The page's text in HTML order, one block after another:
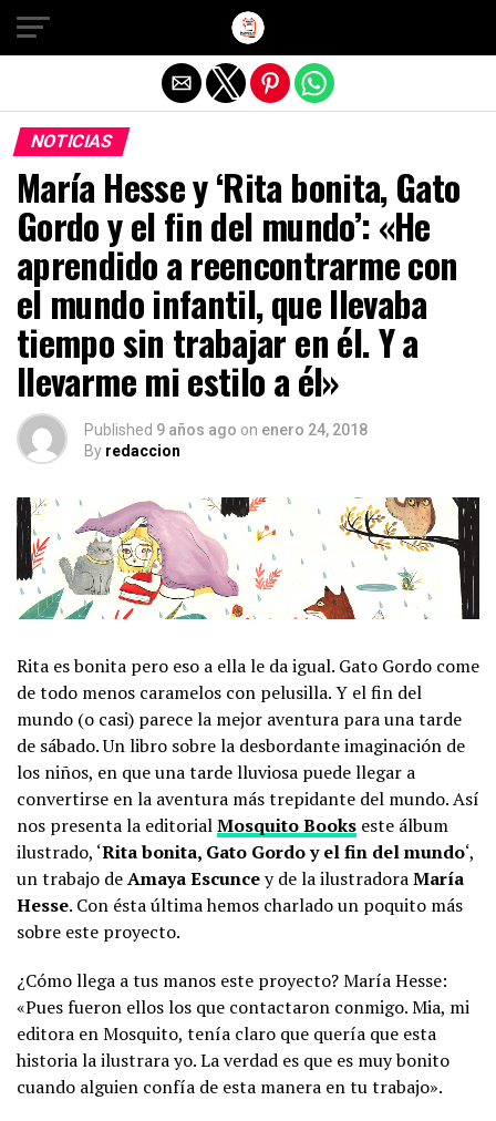
NOTICIAS
María Hesse y ‘Rita bonita, Gato
Gordo y el fin del mundo’: «He
aprendido a reencontrarme con
el mundo infantil, que llevaba
tiempo sin trabajar en él. Y a
llevarme mi estilo a él»
Published 9 años ago on enero 24, 2018
By redaccion
Rita es bonita pero eso a ella le da igual. Gato Gordo come
de todo menos caramelos con pelusilla. Y el fin del
mundo (o casi) parece la mejor aventura para una tarde
de sábado. Un libro sobre la desbordante imaginación de
los niños, en que una tarde lluviosa puede llegar a
convertirse en la aventura más trepidante del mundo. Así
nos presenta la editorialMosquito Books este álbum
ilustrado, ‘Rita bonita, Gato Gordo y el fin del mundo‘,
un trabajo deAmaya Escuncey de la ilustradoraMaría
Hesse. Con ésta última hemos charlado un poquito más
sobre este proyecto.
¿Cómo llega a tus manos este proyecto? María Hesse:
«Pues fueron ellos los que contactaron conmigo. Mia, mi
editora en Mosquito, tenía claro que quería que esta
historia la ilustrara yo. La verdad es que es muy bonito
cuando alguien confía de esta manera en tu trabajo».
Salir de la versión móvil